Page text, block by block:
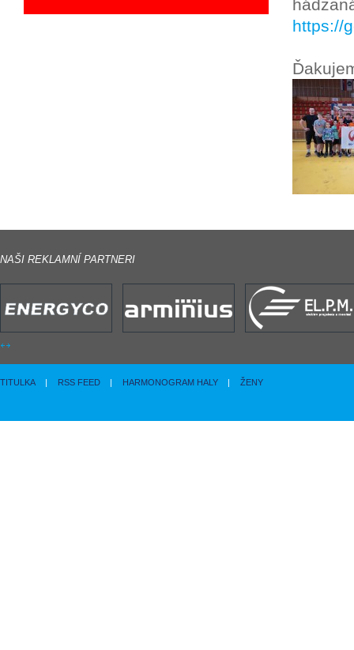
https://
NAŠI REKLAMNÍ PARTNERI
TITULKA | RSS FEED | HARMONOGRAM HALY | ŽENY